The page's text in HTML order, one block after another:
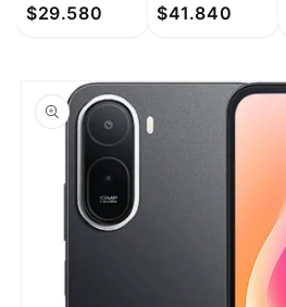
$29.580 $41.840
directamente
a la
información
del producto